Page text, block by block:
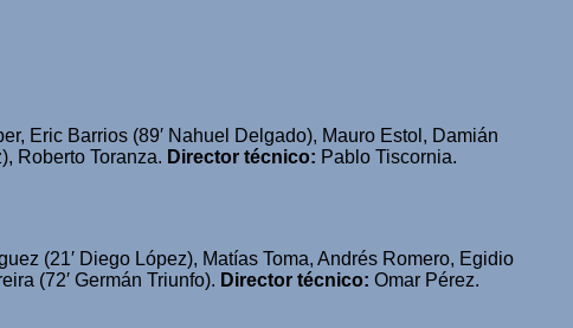
Eric Barrios (89′ Nahuel Delgado), Mauro Estol, Damián
Roberto Toranza. Director técnico: Pablo Tiscornia.
(21′ Diego López), Matías Toma, Andrés Romero, Egidio
(72′ Germán Triunfo). Director técnico: Omar Pérez.